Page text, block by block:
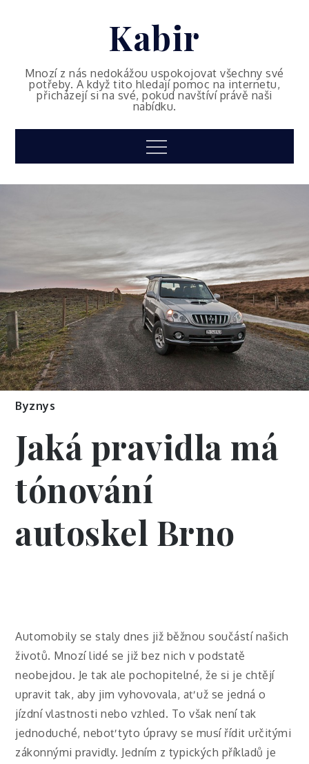
Kabir
Mnozí z nás nedokážou uspokojovat všechny své
potřeby. A když tito hledají pomoc na internetu,
přicházejí si na své, pokud navštíví právě naši
nabídku.
Menu
Byznys
Jaká pravidla má
tónování
autoskel Brno
Automobily se staly dnes již běžnou součástí našich
životů. Mnozí lidé se již bez nich v podstatě
neobejdou. Je tak ale pochopitelné, že si je chtějí
upravit tak, aby jim vyhovovala, ať už se jedná o
jízdní vlastnosti nebo vzhled. To však není tak
jednoduché, neboť tyto úpravy se musí řídit určitými
zákonnými pravidly. Jedním z typických příkladů je